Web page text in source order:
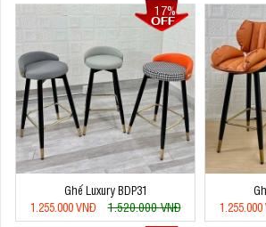
17%
Ghế Luxury BDP31
1.255.000 VNĐ
1.520.000 VNĐ
1.255.000